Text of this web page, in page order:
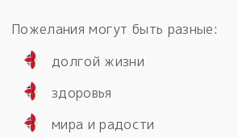
Пожелания могут быть разные:
долгой жизни
здоровья
мира и радости